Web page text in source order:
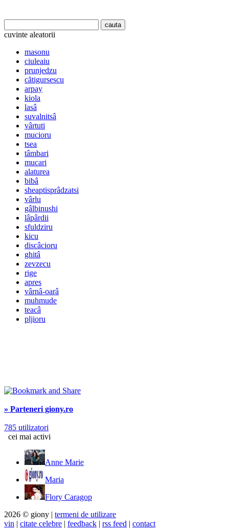
cuvinte aleatorii
masonu
ciuleaiu
prunjedzu
cãtigursescu
arpay
kiola
lasâ
suvalnitsâ
vârtuti
mucioru
tsea
tâmbari
mucari
alaturea
bibâ
sheaptisprâdzatsi
vârlu
gâlbinushi
lâpârdii
sfuldziru
kicu
discâcioru
ghitâ
zevzecu
rige
apres
vârnâ-oarâ
muhmude
teacâ
pljioru
» Parteneri giony.ro
785 utilizatori
cei mai activi
Anne Marie
Maria
Flory Caragop
2026 © giony | termeni de utilizare
vin | citate celebre | feedback | rss feed | contact